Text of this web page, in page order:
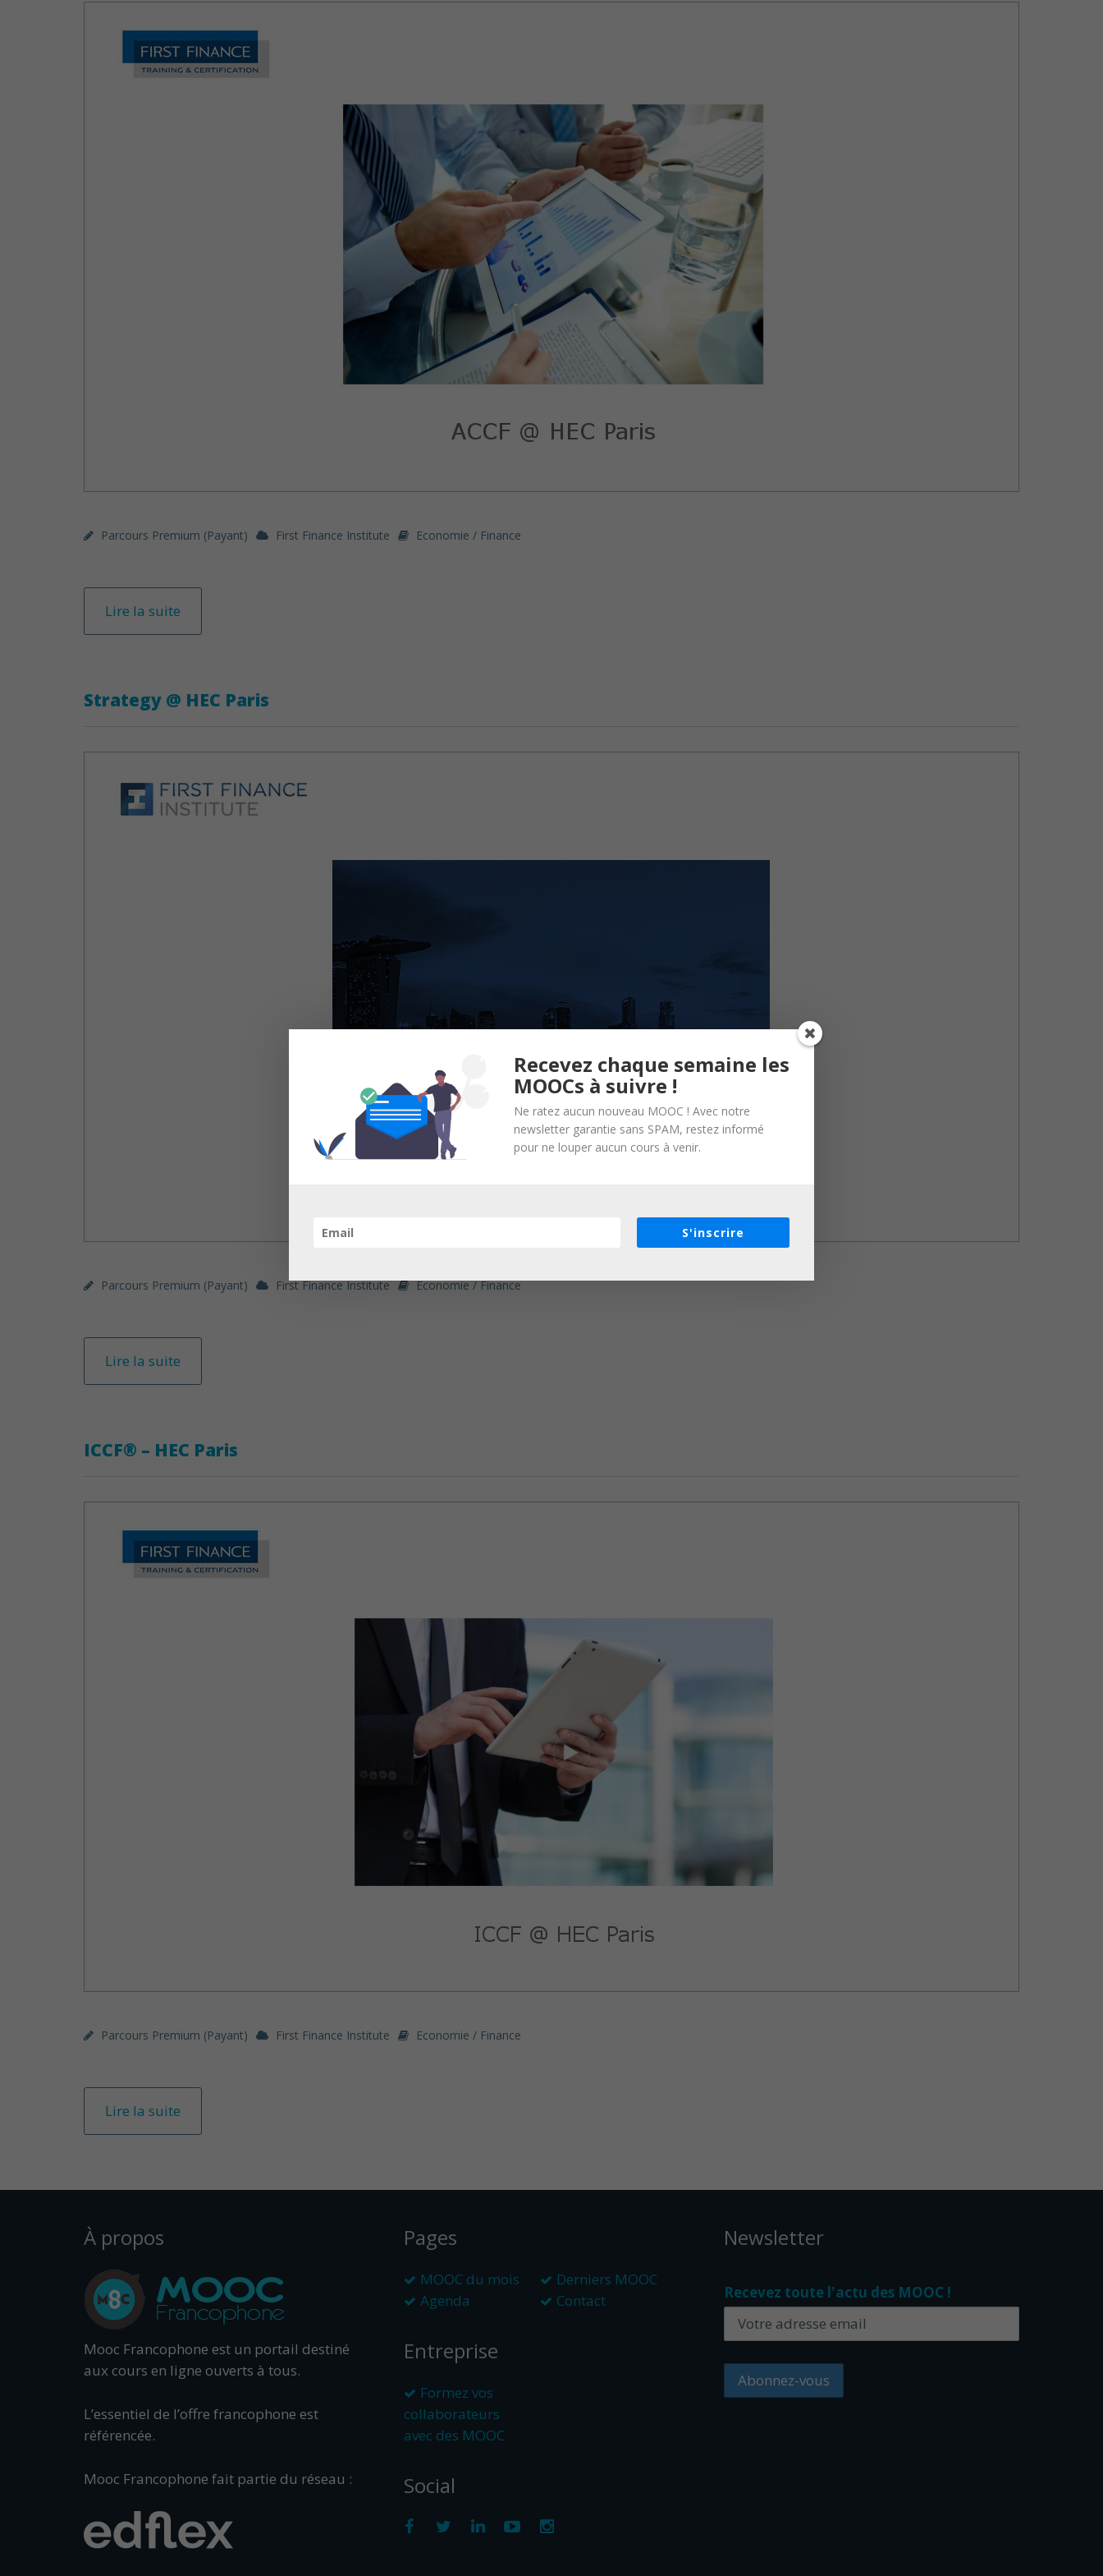
Parcours Premium (payant) First Finance Institute Economie / Finance
Lire la suite
Strategy @ HEC Paris
Parcours Premium (payant) First Finance Institute Economie / Finance
Lire la suite
ICCF® – HEC Paris
Parcours Premium (payant) First Finance Institute Economie / Finance
Lire la suite
À propos
Mooc Francophone est un portail destiné
aux cours en ligne ouverts à tous.
L’essentiel de l’offre francophone est
référencée.
Mooc Francophone fait partie du réseau :
Pages
MOOC du mois
Derniers MOOC
Agenda
Contact
Entreprise
Formez vos
collaborateurs
avec des MOOC
Social
Newsletter
Recevez toute l'actu des MOOC !
Recevez chaque semaine les
MOOCs à suivre !
Ne ratez aucun nouveau MOOC ! Avec notre
newsletter garantie sans SPAM, restez informé
pour ne louper aucun cours à venir.
S'inscrire